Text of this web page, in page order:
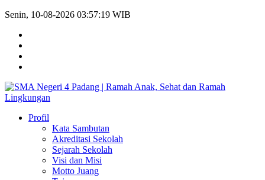
Senin, 10-08-2026 03:57:19 WIB
Profil
Kata Sambutan
Akreditasi Sekolah
Sejarah Sekolah
Visi dan Misi
Motto Juang